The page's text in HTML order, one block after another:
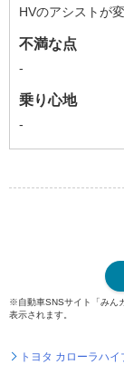
HVのアシストが
不満な点
-
乗り心地
-
※自動車SNSサイト「みん
表示されます。
トヨタ カローラハ